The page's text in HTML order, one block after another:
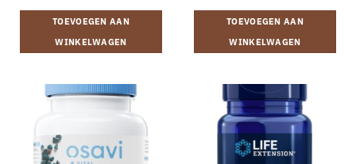
TOEVOEGEN AAN
WINKELWAGEN
TOEVOEGEN AAN
WINKELWAGEN